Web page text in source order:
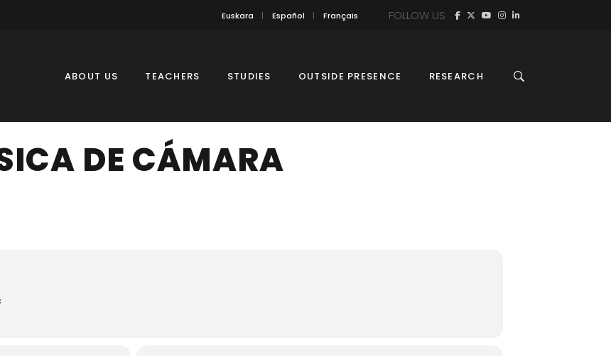
Euskara Español Français FOLLOW US
ABOUT US TEACHERS STUDIES OUTSIDE PRESENCE RESEARCH
DE CÁMARA